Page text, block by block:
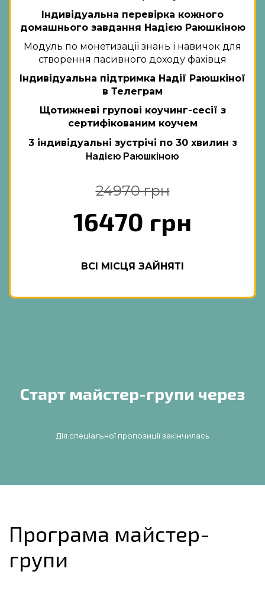
Індивідуальна перевірка кожного
домашнього завдання Надією Раюшкіною
Модуль по монетизації знань і навичок для
створення пасивного доходу фахівця
Індивідуальна підтримка Надії Раюшкіної
в Телеграм
Щотижневі групові коучинг-сесії з
сертифікованим коучем
3 індивідуальні зустрічі по 30 хвилин з
Надією Раюшкіною
24970 грн
16470 грн
ВСІ МІСЦЯ ЗАЙНЯТІ
Старт майстер-групи через
Дія спеціальної пропозиції закінчилась
Програма майстер-
групи